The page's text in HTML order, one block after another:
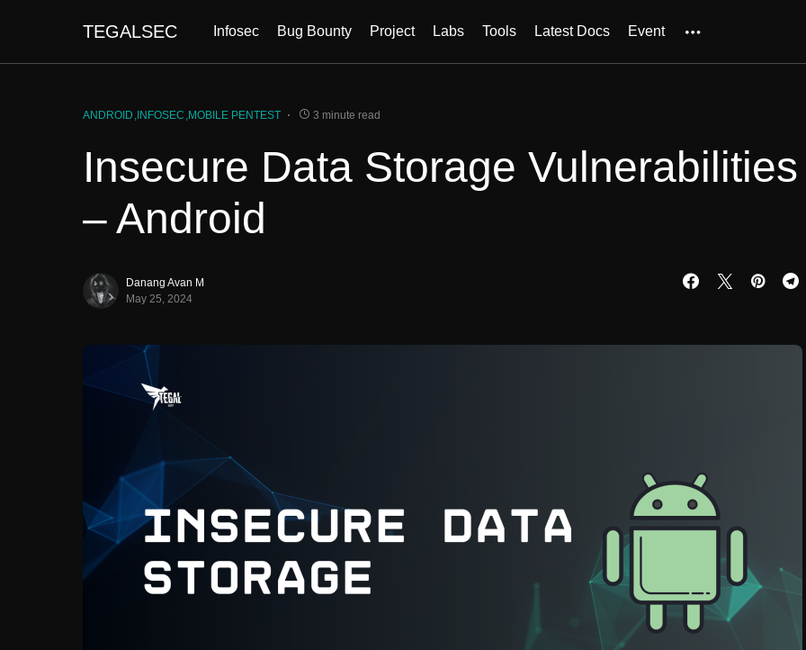
TEGALSEC Infosec Bug Bounty Project Labs Tools Latest Docs Event
ANDROID INFOSEC MOBILE PENTEST 3 minute read
Insecure Data Storage Vulnerabilities
– Android
Danang Avan M
May 25, 2024